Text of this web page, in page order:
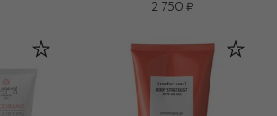
2 750 ₽